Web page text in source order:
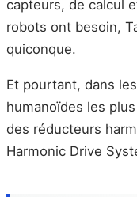
capteurs, de calcul
robots ont besoin,
quiconque.
Et pourtant, dans
humanoïdes les
des réducteurs
Harmonic Drive